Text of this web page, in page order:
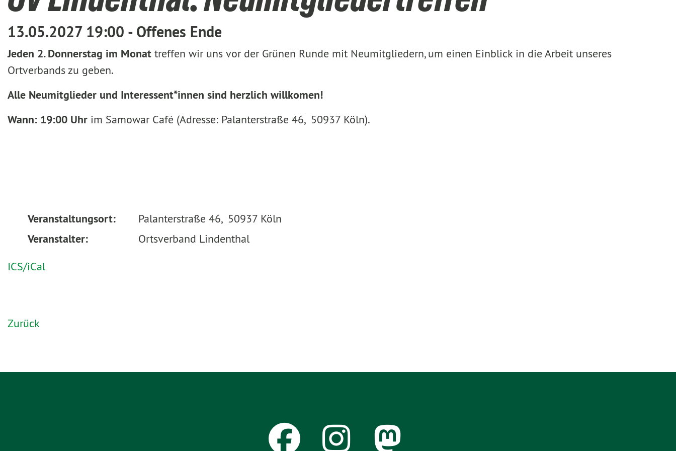
13.05.2027 19:00 - Offenes Ende
Jeden 2. Donnerstag im Monat treffen wir uns vor der Grünen Runde mit Neumitgliedern, um einen Einblick in die Arbeit unseres
Ortverbands zu geben.
Alle Neumitglieder und Interessent*innen sind herzlich willkomen!
Wann: 19:00 Uhr im Samowar Café (Adresse: Palanterstraße 46, 50937 Köln).
Veranstaltungsort:
Palanterstraße 46, 50937 Köln
Veranstalter:
Ortsverband Lindenthal
ICS/iCal
Zurück